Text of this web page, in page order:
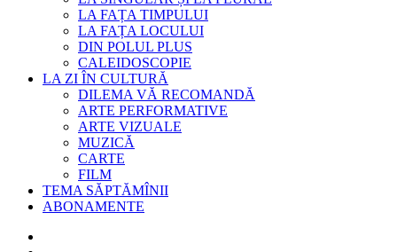
LA FAȚA TIMPULUI
LA FAȚA LOCULUI
DIN POLUL PLUS
CALEIDOSCOPIE
LA ZI ÎN CULTURĂ
DILEMA VĂ RECOMANDĂ
ARTE PERFORMATIVE
ARTE VIZUALE
MUZICĂ
CARTE
FILM
TEMA SĂPTĂMÎNII
ABONAMENTE